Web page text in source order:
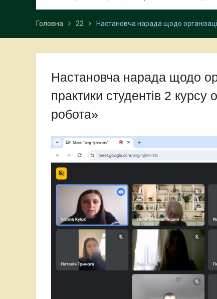
Головна 22 Настановча нарада щодо
Настановча нарада щодо
практики студентів 2 курсу
робота»